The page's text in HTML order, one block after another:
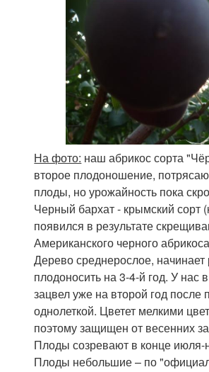
На фото: наш абрикос сорта
второе плодоношение,
плоды, но урожайность пока
Черный бархат - крымский сорт
появился в результате
Американского черного
Дерево среднерослое, начинает
плодоносить на 3-4-й год. У нас
зацвел уже на второй год после
однолеткой. Цветет мелкими
поэтому защищен от весенних
Плоды созревают в конце июля-
Плоды небольшие – по